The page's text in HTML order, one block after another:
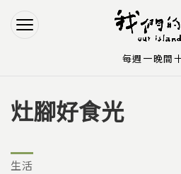
Jump to
Jump to Main
您在這裡
灶腳好食光
生活
每週一晚間